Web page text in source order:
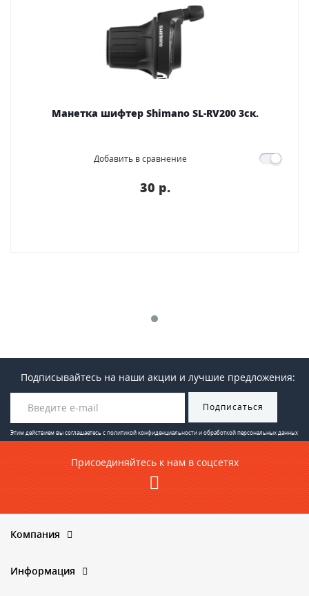
Манетка шифтер Shimano SL-RV200 3ск.
Добавить в сравнение
30 p.
Подписывайтесь на наши акции и лучшие предложения:
Подписаться
Этим действием вы соглашаетесь сполитикой конфиденциальности и обработкой персональных данных
Присоединяйтесь к нам в соцсетях
Компания
Информация